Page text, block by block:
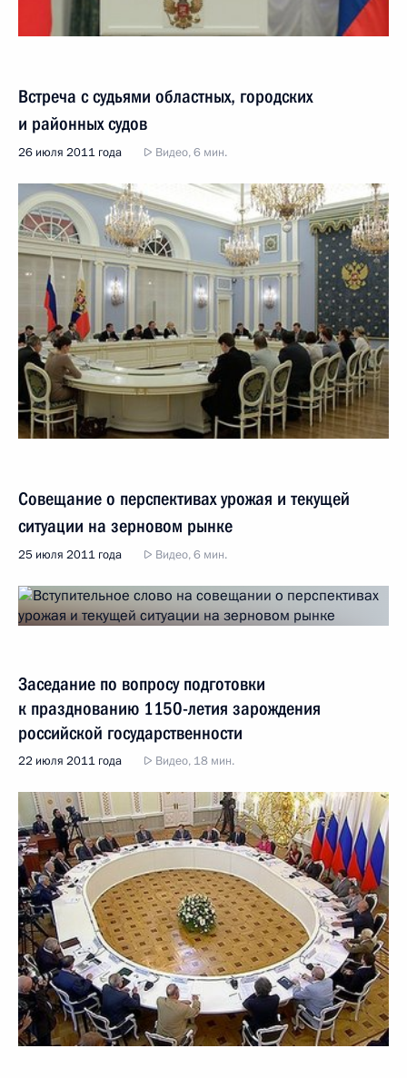
Встреча с судьями областных, городских
и районных судов
26 июля 2011 года Видео, 6 мин.
Совещание о перспективах урожая и текущей
ситуации на зерновом рынке
25 июля 2011 года Видео, 6 мин.
Заседание по вопросу подготовки
к празднованию 1150-летия зарождения
российской государственности
22 июля 2011 года Видео, 18 мин.